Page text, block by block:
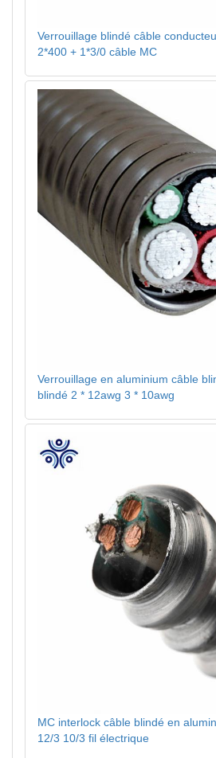
Verrouillage blindé câble
2*400 + 1*3/0 câble MC
Verrouillage en aluminium câble
blindé 2 * 12awg 3 * 10awg
MC interlock câble blindé en
12/3 10/3 fil électrique